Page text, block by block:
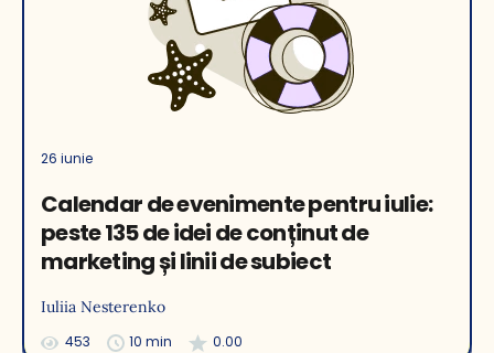
26 iunie
Calendar de evenimente pentru iulie:
peste 135 de idei de conținut de
marketing și linii de subiect
Iuliia Nesterenko
453 10 min 0.00